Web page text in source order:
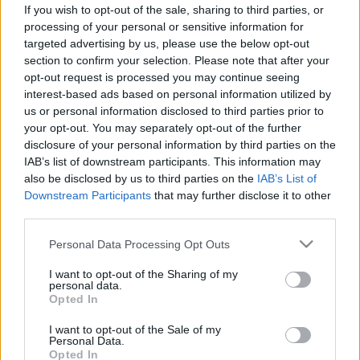
If you wish to opt-out of the sale, sharing to third parties, or
processing of your personal or sensitive information for
targeted advertising by us, please use the below opt-out
section to confirm your selection. Please note that after your
opt-out request is processed you may continue seeing
interest-based ads based on personal information utilized by
us or personal information disclosed to third parties prior to
your opt-out. You may separately opt-out of the further
disclosure of your personal information by third parties on the
IAB’s list of downstream participants. This information may
also be disclosed by us to third parties on the IAB’s List of
Downstream Participants that may further disclose it to other
Please note that this website/app uses one or more Google
not limited to your visit or usage behaviour. You may click to
grant or deny consent to Google and its third-party tags to
use your data for below specified purposes in below Google
consent section.
Personal Data Processing Opt Outs
I want to opt-out of the Sharing of my
personal data.
Opted In
I want to opt-out of the Sale of my
Personal Data.
Opted In